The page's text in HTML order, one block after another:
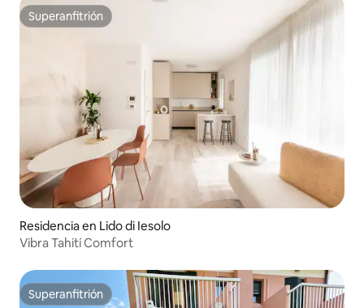
Superanfitrión
Superanfitrión
Residencia en Lido di Iesolo
Vibra Tahití Comfort
Superanfitrión
Superanfitrión